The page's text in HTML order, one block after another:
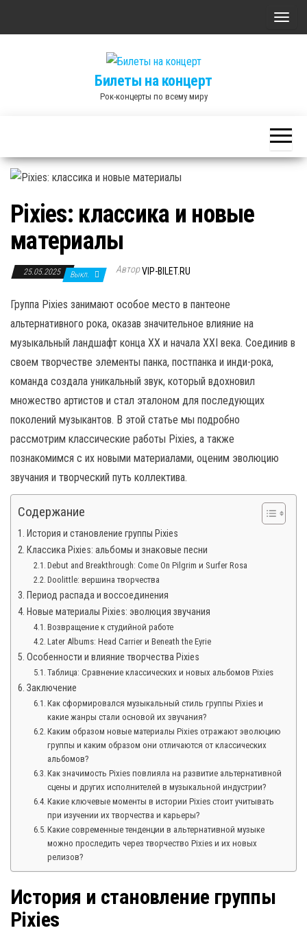
П
т
ь
в
Билеты на концерт
Рок-концерты по всему миру
Pixies: классика и новые
материалы
25.05.2025 Выкл. АвторVIP-BILET.RU
Группа Pixies занимают особое место в пантеоне
альтернативного рока, оказав значительное влияние на
музыкальный ландшафт конца XX и начала XXI века. Соединив в
своем творчестве элементы панка, постпанка и инди-рока,
команда создала уникальный звук, который вдохновил
множество артистов и стал эталоном для последующих
поколений музыкантов. В этой статье мы подробно
рассмотрим классические работы Pixies, а также
познакомимся с их новыми материалами, оценим эволюцию
звучания и творческий путь коллектива.
Содержание
История и становление группы Pixies
Классика Pixies: альбомы и знаковые песни
Debut and Breakthrough: Come On Pilgrim и Surfer Rosa
Doolittle: вершина творчества
Период распада и воссоединения
Новые материалы Pixies: эволюция звучания
Возвращение к студийной работе
Later Albums: Head Carrier и Beneath the Eyrie
Особенности и влияние творчества Pixies
Таблица: Сравнение классических и новых альбомов Pixies
Заключение
Как сформировался музыкальный стиль группы Pixies и
какие жанры стали основой их звучания?
Каким образом новые материалы Pixies отражают эволюцию
группы и каким образом они отличаются от классических
альбомов?
Как значимость Pixies повлияла на развитие альтернативной
сцены и других исполнителей в музыкальной индустрии?
Какие ключевые моменты в истории Pixies стоит учитывать
при изучении их творчества и карьеры?
Какие современные тенденции в альтернативной музыке
можно проследить через творчество Pixies и их новых
релизов?
История и становление группы
Pixies